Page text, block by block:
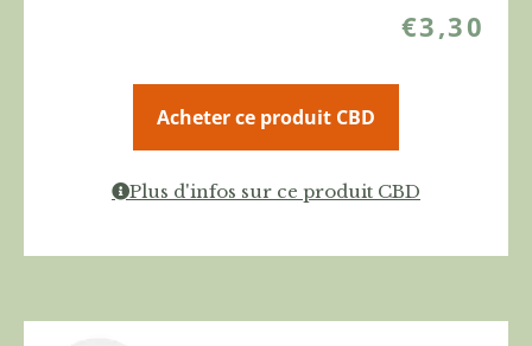
€3,30
Acheter ce produit CBD
Plus d'infos sur ce produit CBD